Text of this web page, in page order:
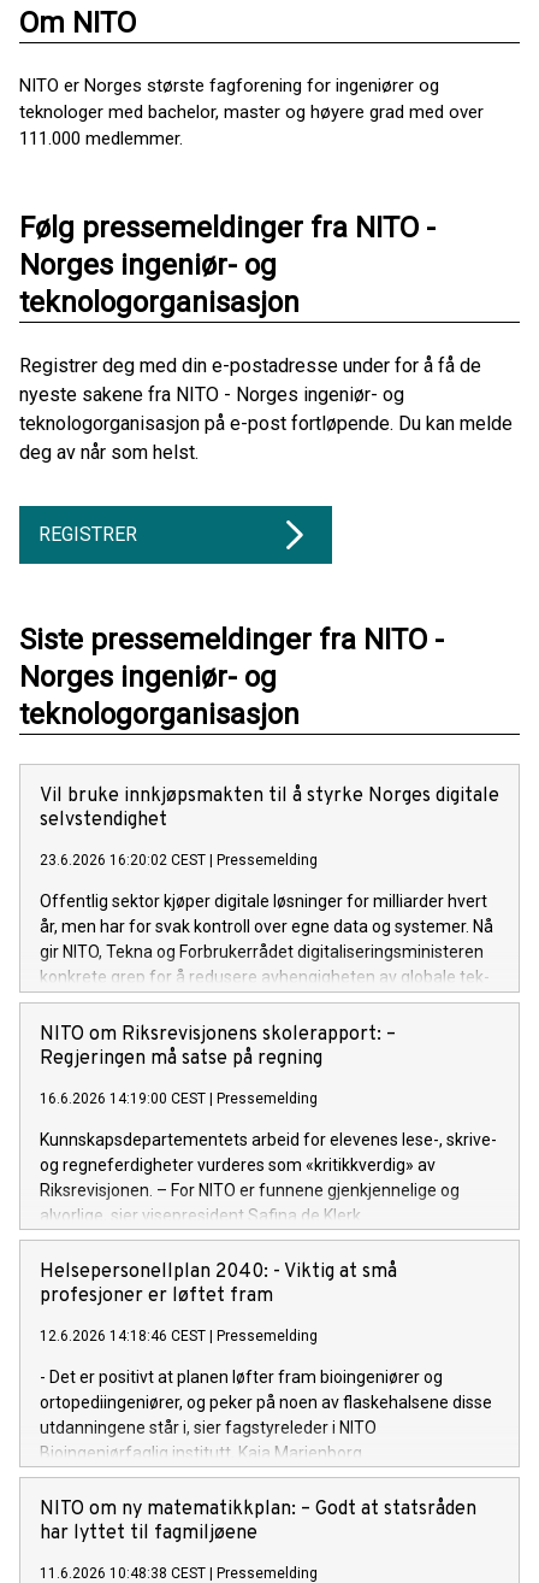
Om NITO
NITO er Norges største fagforening for ingeniører og
teknologer med bachelor, master og høyere grad med over
111.000 medlemmer.
Følg pressemeldinger fra NITO -
Norges ingeniør- og
teknologorganisasjon
Registrer deg med din e-postadresse under for å få de
nyeste sakene fra NITO - Norges ingeniør- og
teknologorganisasjon på e-post fortløpende. Du kan melde
deg av når som helst.
REGISTRER
Siste pressemeldinger fra NITO -
Norges ingeniør- og
teknologorganisasjon
Vil bruke innkjøpsmakten til å styrke Norges digitale
selvstendighet
23.6.2026 16:20:02 CEST | Pressemelding
Offentlig sektor kjøper digitale løsninger for milliarder hvert
år, men har for svak kontroll over egne data og systemer. Nå
gir NITO, Tekna og Forbrukerrådet digitaliseringsministeren
konkrete grep for å redusere avhengigheten av globale tek-
giganter.
NITO om Riksrevisjonens skolerapport: –
Regjeringen må satse på regning
16.6.2026 14:19:00 CEST | Pressemelding
Kunnskapsdepartementets arbeid for elevenes lese-, skrive-
og regneferdigheter vurderes som «kritikkverdig» av
Riksrevisjonen. – For NITO er funnene gjenkjennelige og
alvorlige, sier visepresident Safina de Klerk.
Helsepersonellplan 2040: - Viktig at små
profesjoner er løftet fram
12.6.2026 14:18:46 CEST | Pressemelding
- Det er positivt at planen løfter fram bioingeniører og
ortopediingeniører, og peker på noen av flaskehalsene disse
utdanningene står i, sier fagstyreleder i NITO
Bioingeniørfaglig institutt, Kaja Marienborg.
NITO om ny matematikkplan: – Godt at statsråden
har lyttet til fagmiljøene
11.6.2026 10:48:38 CEST | Pressemelding